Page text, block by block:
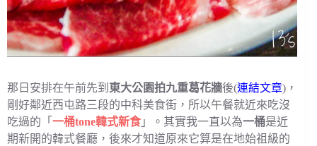
那日安排在午前先到 東大公園拍九重葛花牆後(連結文章)，
剛好鄰近西屯路三段的中科美食街，所以午餐就近來吃沒
吃過的「 一桶tone韓式新食 」。其實我一直以為一桶是近
期新開的韓式餐廳，後來才知道原來它算是在地始祖級的